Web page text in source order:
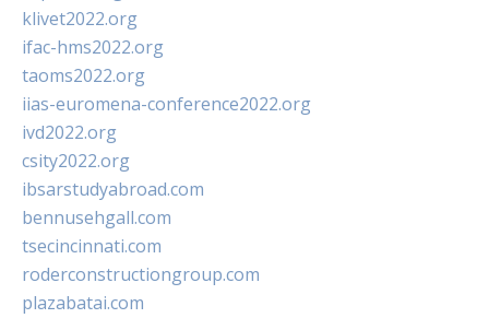
klivet2022.org
ifac-hms2022.org
taoms2022.org
iias-euromena-conference2022.org
ivd2022.org
csity2022.org
ibsarstudyabroad.com
bennusehgall.com
tsecincinnati.com
roderconstructiongroup.com
plazabatai.com